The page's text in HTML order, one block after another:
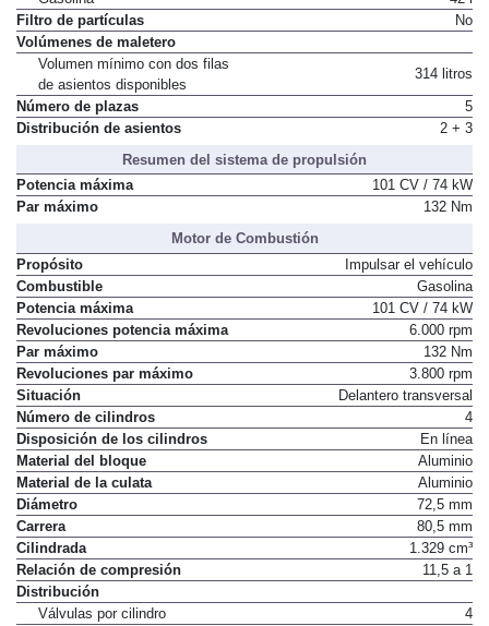
Filtro de partículas
No
Volúmenes de maletero
Volumen mínimo con dos filas
de asientos disponibles
314 litros
Número de plazas
5
Distribución de asientos
2 + 3
Resumen del sistema de propulsión
Potencia máxima
101 CV / 74 kW
Par máximo
132 Nm
Motor de Combustión
Propósito
Impulsar el vehículo
Combustible
Gasolina
Potencia máxima
101 CV / 74 kW
Revoluciones potencia máxima
6.000 rpm
Par máximo
132 Nm
Revoluciones par máximo
3.800 rpm
Situación
Delantero transversal
Número de cilindros
4
Disposición de los cilindros
En línea
Material del bloque
Aluminio
Material de la culata
Aluminio
Diámetro
72,5 mm
Carrera
80,5 mm
Cilindrada
1.329 cm³
Relación de compresión
11,5 a 1
Distribución
Válvulas por cilindro
4